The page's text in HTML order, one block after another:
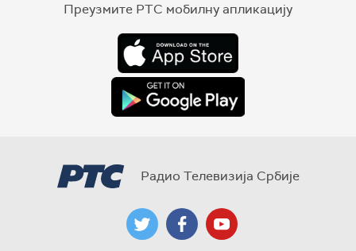
Преузмите РТС мобилну апликацију
Радио Телевизија Србије